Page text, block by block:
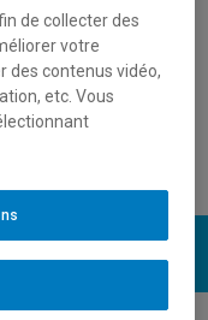
acceptées.
à
des spécifications
de collecter des
votre
des contenus vidéo,
etc. Vous